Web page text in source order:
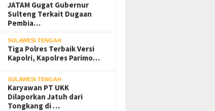
JATAM Gugat Gubernur
Sulteng Terkait Dugaan
Pembia…
SULAWESI TENGAH
Tiga Polres Terbaik Versi
Kapolri, Kapolres Parimo…
SULAWESI TENGAH
Karyawan PT UKK
Dilaporkan Jatuh dari
Tongkang di …